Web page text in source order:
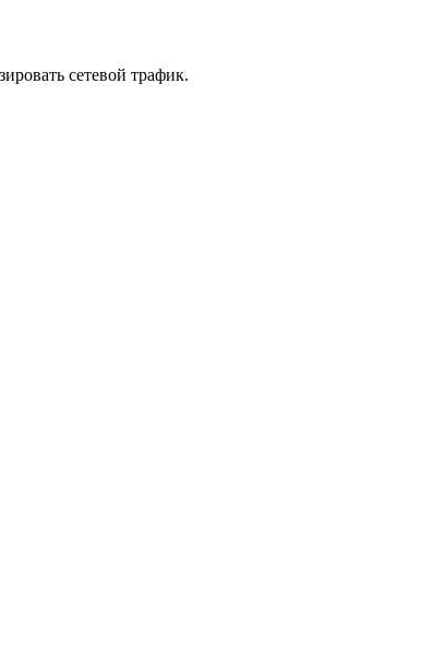
сетевой трафик.